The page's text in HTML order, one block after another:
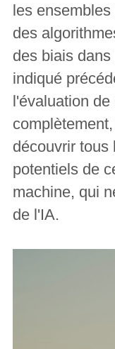
les
des
des biais
indiqué
l'évaluation
découvrir tous
potentiels de
machine, qui
de l'IA.